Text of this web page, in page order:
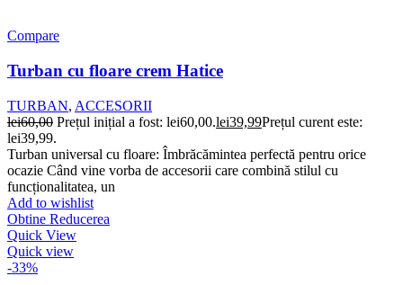
Compare
Turban cu floare crem Hatice
TURBAN, ACCESORII
lei60,00 Prețul inițial a fost: lei60,00.lei39,99Prețul curent este:
lei39,99.
Turban universal cu floare: Îmbrăcămintea perfectă pentru orice
ocazie Când vine vorba de accesorii care combină stilul cu
funcționalitatea, un
Add to wishlist
Obtine Reducerea
Quick View
Quick view
-33%